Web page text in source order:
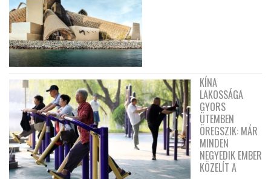
KÍNA
LAKOSSÁGA
GYORS
ÜTEMBEN
ÖREGSZIK: MÁR
MINDEN
NEGYEDIK EMBER
KÖZELÍT A